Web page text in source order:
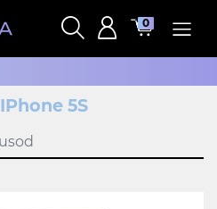
0
IPhone 5S